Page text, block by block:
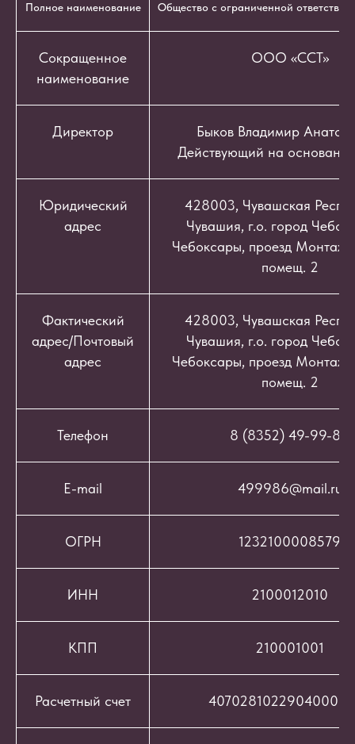
Полное наименование Общество с ограниченной
Сокращенное
наименование
ООО «ССТ»
Директор
Быков Владимир
Действующий на
Юридический
адрес
428003, Чувашская
Чувашия, г.о. город
Чебоксары, проезд
помещ. 2
Фактический
адрес/Почтовый
адрес
428003, Чувашская
Чувашия, г.о. город
Чебоксары, проезд
помещ. 2
Телефон 8 (8352) 49-99-86
E-mail 499986@mail.ru
ОГРН 1232100008579
ИНН 2100012010
КПП 210001001
Расчетный счет